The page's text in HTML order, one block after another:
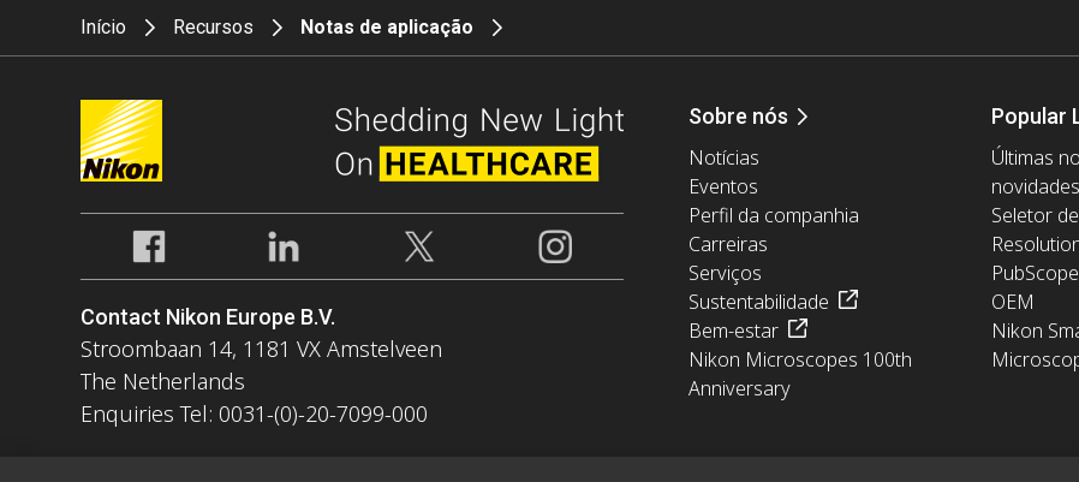
Início Recursos Notas de aplicação
Contact Nikon Europe B.V.
Stroombaan 14, 1181 VX Amstelveen
The Netherlands
Enquiries Tel: 0031-(0)-20-7099-000
Sobre nós
Notícias
Eventos
Perfil da companhia
Carreiras
Serviços
Sustentabilidade
Bem-estar
Nikon Microscopes 100th
Anniversary
Popular
Últimas
novidades
Seletor
PubScope
OEM
Nikon